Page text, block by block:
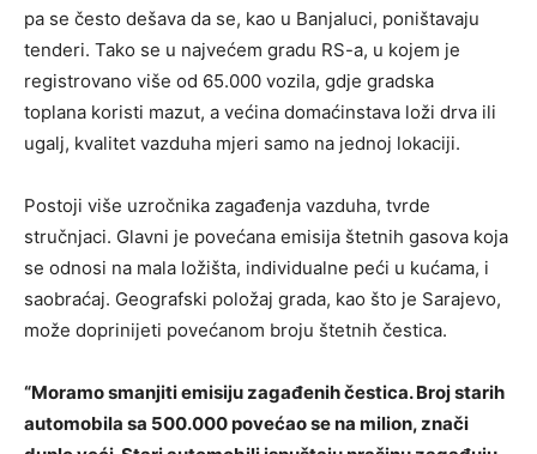
pa se često dešava da se, kao u Banjaluci, poništavaju
tenderi. Tako se u najvećem gradu RS-a, u kojem je
registrovano više od 65.000 vozila, gdje gradska
toplana koristi mazut, a većina domaćinstava loži drva ili
ugalj, kvalitet vazduha mjeri samo na jednoj lokaciji.
Postoji više uzročnika zagađenja vazduha, tvrde
stručnjaci. Glavni je povećana emisija štetnih gasova koja
se odnosi na mala ložišta, individualne peći u kućama, i
saobraćaj. Geografski položaj grada, kao što je Sarajevo,
može doprinijeti povećanom broju štetnih čestica.
“Moramo smanjiti emisiju zagađenih čestica. Broj starih
automobila sa 500.000 povećao se na milion, znači